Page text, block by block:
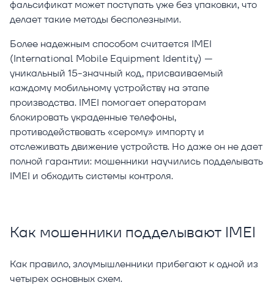
фальсификат может поступать уже без упаковки, что
делает такие методы бесполезными.
Более надежным способом считается IMEI
(International Mobile Equipment Identity) —
уникальный 15-значный код, присваиваемый
каждому мобильному устройству на этапе
производства. IMEI помогает операторам
блокировать украденные телефоны,
противодействовать «серому» импорту и
отслеживать движение устройств. Но даже он не дает
полной гарантии: мошенники научились подделывать
IMEI и обходить системы контроля.
Как мошенники подделывают IMEI
Как правило, злоумышленники прибегают к одной из
четырех основных схем.